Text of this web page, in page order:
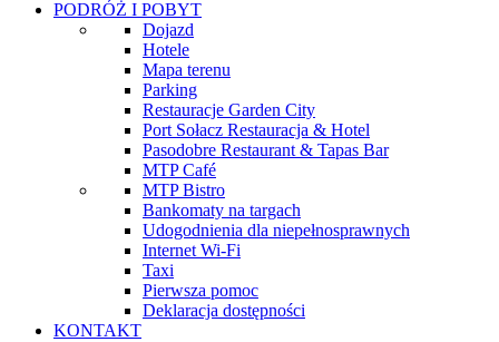
PODRÓŻ I POBYT
Dojazd
Hotele
Mapa terenu
Parking
Restauracje Garden City
Port Sołacz Restauracja & Hotel
Pasodobre Restaurant & Tapas Bar
MTP Café
MTP Bistro
Bankomaty na targach
Udogodnienia dla niepełnosprawnych
Internet Wi-Fi
Taxi
Pierwsza pomoc
Deklaracja dostępności
KONTAKT